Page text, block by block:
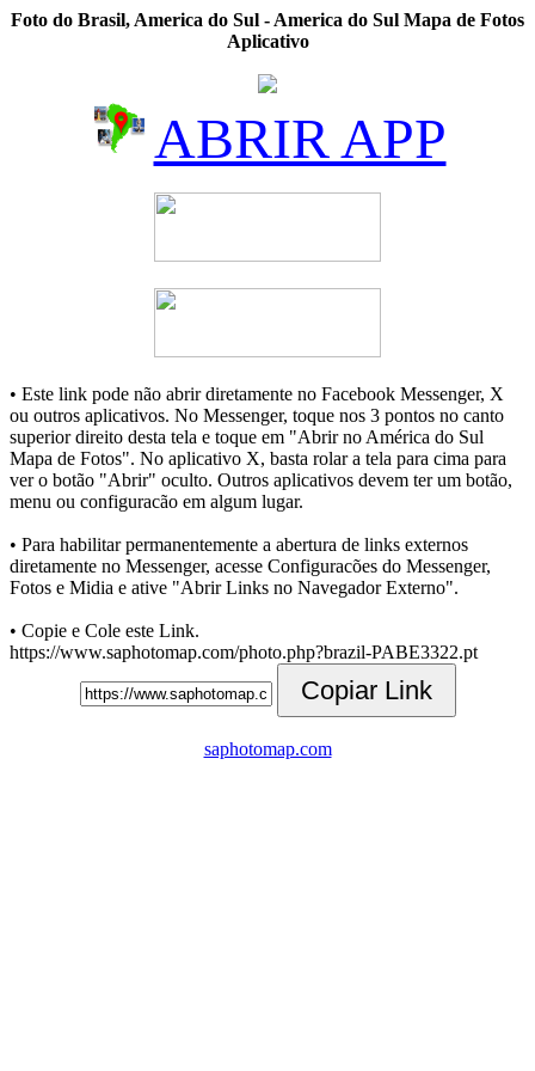
Foto do Brasil, America do Sul - America do Sul Mapa de Fotos
Aplicativo
ABRIR APP
• Este link pode não abrir diretamente no Facebook Messenger, X
ou outros aplicativos. No Messenger, toque nos 3 pontos no canto
superior direito desta tela e toque em "Abrir no América do Sul
Mapa de Fotos". No aplicativo X, basta rolar a tela para cima para
ver o botão "Abrir" oculto. Outros aplicativos devem ter um botão,
menu ou configuracão em algum lugar.
• Para habilitar permanentemente a abertura de links externos
diretamente no Messenger, acesse Configuracões do Messenger,
Fotos e Midia e ative "Abrir Links no Navegador Externo".
• Copie e Cole este Link.
https://www.saphotomap.com/photo.php?brazil-PABE3322.pt
Copiar Link
saphotomap.com